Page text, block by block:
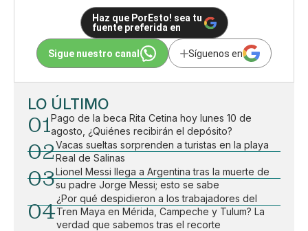
Haz que PorEsto! sea tu
fuente preferida en
Sigue nuestro canal Síguenos en
LO ÚLTIMO
01Pago de la beca Rita Cetina hoy lunes 10 de
agosto, ¿Quiénes recibirán el depósito?
02Vacas sueltas sorprenden a turistas en la playa
Real de Salinas
03Lionel Messi llega a Argentina tras la muerte de
su padre Jorge Messi; esto se sabe
04
¿Por qué despidieron a los trabajadores del
Tren Maya en Mérida, Campeche y Tulum? La
verdad que sabemos tras el recorte